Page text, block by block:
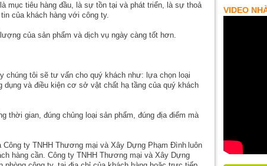
mục tiêu hàng đầu, là sự tồn tại và phát triển, là sự thoả
của khách hàng với công ty.
của sản phẩm và dịch vụ ngày càng tốt hơn.
chúng tôi sẽ tư vấn cho quý khách như: lựa chọn loại
và điều kiện cơ sở vật chất hạ tầng của quý khách
thời gian, đúng chủng loại sản phẩm, đúng địa điểm mà
ty TNHH Thương mại và Xây Dựng Phạm Đình luôn
hàng cần. Công ty TNHH Thương mại và Xây Dựng
VIDEO